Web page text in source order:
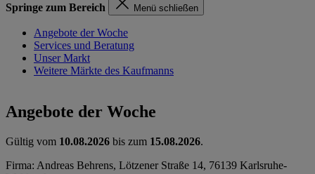
Springe zum Bereich Menü schließen
Angebote der Woche
Services und Beratung
Unser Markt
Weitere Märkte des Kaufmanns
Angebote der Woche
Gültig vom 10.08.2026 bis zum 15.08.2026.
Firma: Andreas Behrens, Lötzener Straße 14, 76139 Karlsruhe-